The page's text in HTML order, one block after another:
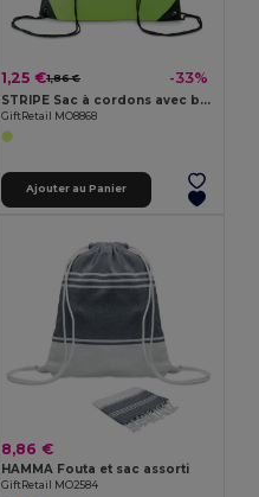
1,25 €1,86 € -33%
STRIPE Sac à cordons avec bandes réfl
GiftRetail MO8868
Ajouter au Panier
8,86 €
HAMMA Fouta et sac assorti
GiftRetail MO2584